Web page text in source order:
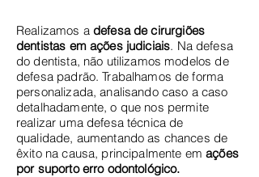
Realizamos a defesa de cirurgiões
dentistas em ações judiciais. Na defesa
do dentista, não utilizamos modelos de
defesa padrão. Trabalhamos de forma
personalizada, analisando caso a caso
detalhadamente, o que nos permite
realizar uma defesa técnica de
qualidade, aumentando as chances de
êxito na causa, principalmente emações
por suporto erro odontológico.